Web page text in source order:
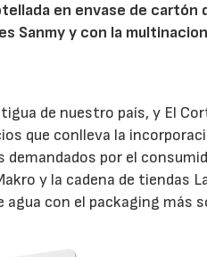
en envase de cartón
Sanmy y con la
de nuestro país, y El
que conlleva la
por el
y la cadena de tiendas
con el packaging más